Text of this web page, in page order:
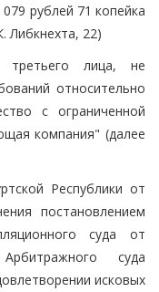
рублей 71 копейка
Либкнехта, 22)
лица, не
относительно
с ограниченной
компания" (далее
Республики от
постановлением
суда от
суда
исковых